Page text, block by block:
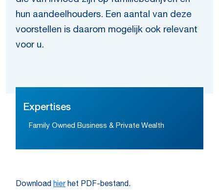
hun aandeelhouders. Een aantal van deze
voorstellen is daarom mogelijk ook relevant
voor u.
Expertises
Family Owned Business & Private Wealth
Download hierhet PDF-bestand.